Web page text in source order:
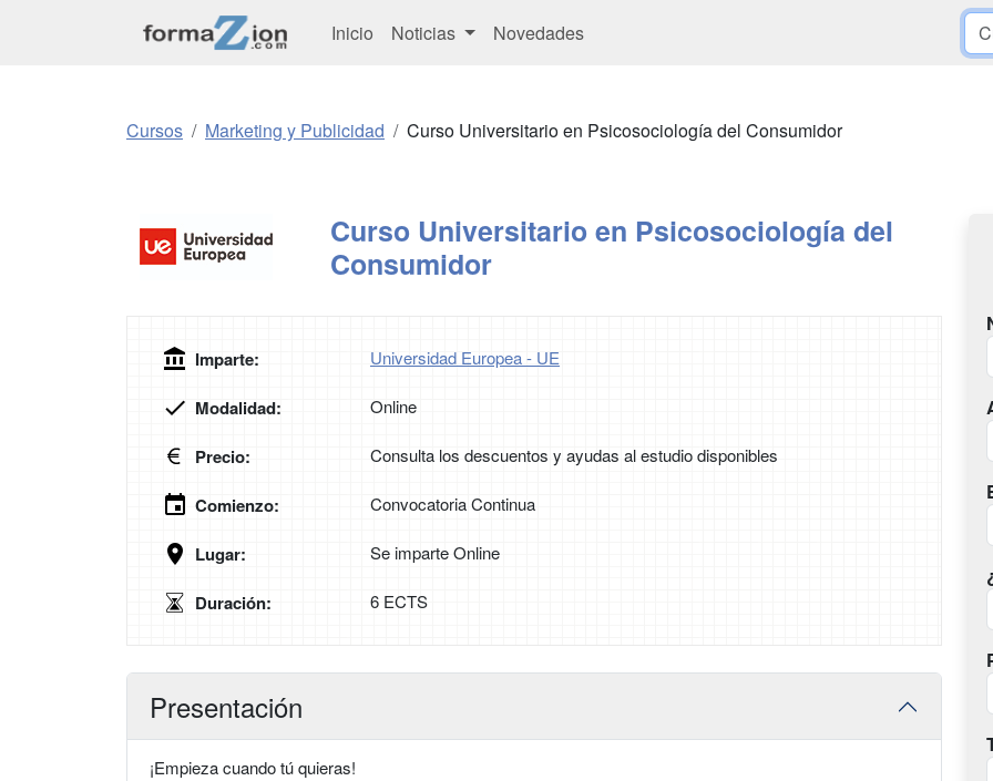
Inicio Noticias Novedades
Cursos Marketing y Publicidad Curso Universitario en Psicosociología del Consumidor
Curso Universitario en Psicosociología del
Consumidor
Imparte: Universidad Europea - UE
Modalidad: Online
Precio: Consulta los descuentos y ayudas al estudio disponibles
Comienzo: Convocatoria Continua
Lugar: Se imparte Online
Duración: 6 ECTS
Presentación
¡Empieza cuando tú quieras!